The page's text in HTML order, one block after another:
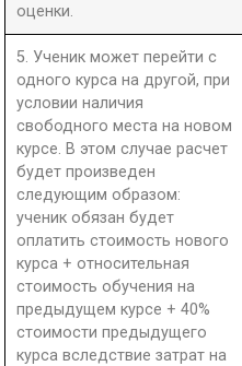
оценки.
5. Ученик может перейти с
одного курса на другой, при
условии наличия
свободного места на новом
курсе. В этом случае расчет
будет произведен
следующим образом:
ученик обязан будет
оплатить стоимость нового
курса + относительная
стоимость обучения на
предыдущем курсе + 40%
стоимости предыдущего
курса вследствие затрат на